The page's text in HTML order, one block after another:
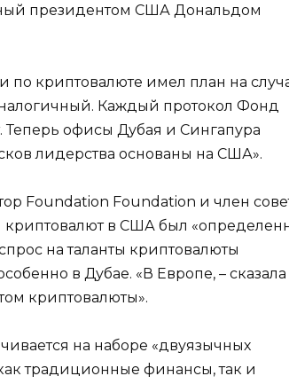
президентом США Дональдом
по криптовалюте имел план на
Каждый протокол Фонд
Теперь офисы Дубая и Сингапура
лидерства основаны на США».
Foundation Foundation и член
криптовалют в США был
на таланты криптовалюты
в Дубае. «В Европе, – сказала
криптовалюты».
на наборе «двуязычных
традиционные финансы, так и